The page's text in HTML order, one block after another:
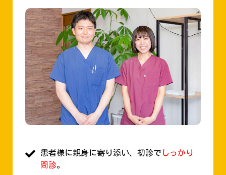
患者様に親身に寄り添い、初診で しっかり
問診。